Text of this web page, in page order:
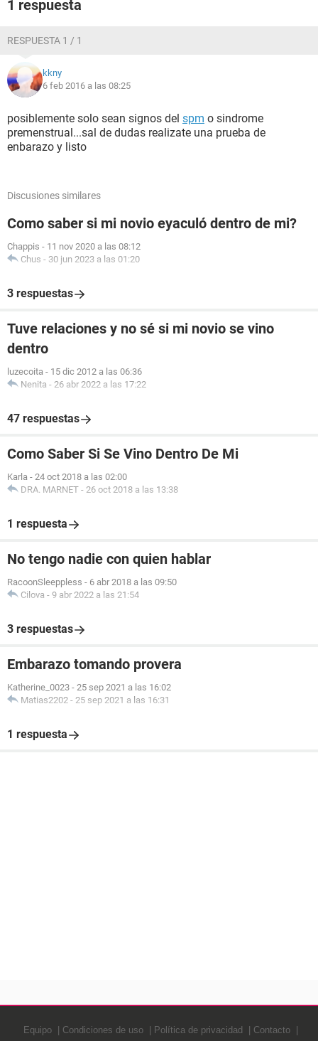
1 respuesta
RESPUESTA 1 / 1
kkny
6 feb 2016 a las 08:25
posiblemente solo sean signos del spm o sindrome
premenstrual...sal de dudas realizate una prueba de
enbarazo y listo
Discusiones similares
Como saber si mi novio eyaculó dentro de mi?
Chappis - 11 nov 2020 a las 08:12
Chus - 30 jun 2023 a las 01:20
3 respuestas
Tuve relaciones y no sé si mi novio se vino
dentro
luzecoita - 15 dic 2012 a las 06:36
Nenita - 26 abr 2022 a las 17:22
47 respuestas
Como Saber Si Se Vino Dentro De Mi
Karla - 24 oct 2018 a las 02:00
DRA. MARNET - 26 oct 2018 a las 13:38
1 respuesta
No tengo nadie con quien hablar
RacoonSleeppless - 6 abr 2018 a las 09:50
Cilova - 9 abr 2022 a las 21:54
3 respuestas
Embarazo tomando provera
Katherine_0023 - 25 sep 2021 a las 16:02
Matias2202 - 25 sep 2021 a las 16:31
1 respuesta
Equipo Condiciones de uso Política de privacidad Contacto